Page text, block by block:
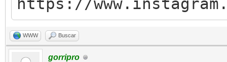
WWW Buscar
gorripro